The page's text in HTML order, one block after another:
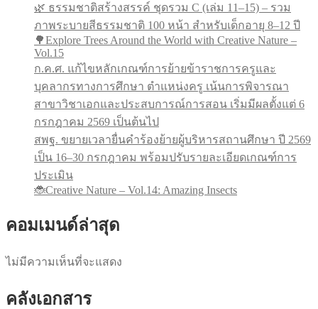
🌿 ธรรมชาติสร้างสรรค์ ชุดรวม C (เล่ม 11–15) – รวม
ภาพระบายสีธรรมชาติ 100 หน้า สำหรับเด็กอายุ 8–12 ปี
🌳Explore Trees Around the World with Creative Nature –
Vol.15
ก.ค.ศ. แก้ไขหลักเกณฑ์การย้ายข้าราชการครูและ
บุคลากรทางการศึกษา ตำแหน่งครู เน้นการพิจารณา
สาขาวิชาเอกและประสบการณ์การสอน เริ่มมีผลตั้งแต่ 6
กรกฎาคม 2569 เป็นต้นไป
สพฐ. ขยายเวลายื่นคำร้องย้ายผู้บริหารสถานศึกษา ปี 2569
เป็น 16–30 กรกฎาคม พร้อมปรับรายละเอียดเกณฑ์การ
ประเมิน
🐞Creative Nature – Vol.14: Amazing Insects
คอมเมนด์ล่าสุด
ไม่มีความเห็นที่จะแสดง
คลังเอกสาร